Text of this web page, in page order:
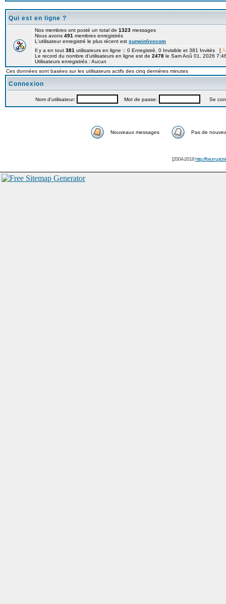
Qui est en ligne ?
Nos membres ont posté un total de 1323 messages
Nous avons 491 membres enregistrés
L'utilisateur enregistré le plus récent est sunwinlivecom
Il y a en tout 381 utilisateurs en ligne :: 0 Enregistré, 0 Invisible et 381 Invités [
Le record du nombre d'utilisateurs en ligne est de 2478 le Sam Aoû 01, 2026
Utilisateurs enregistrés : Aucun
Ces données sont basées sur les utilisateurs actifs des cinq dernières minutes
Connexion
Nom d'utilisateur: Mot de passe: Se
Nouveaux messages Pas de
[2004-2018http://